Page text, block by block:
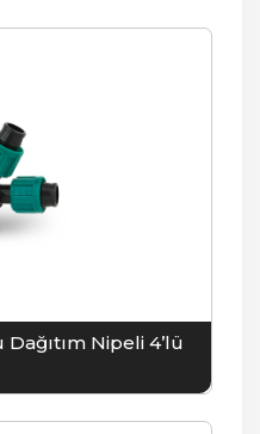
Nipeli 4’lü